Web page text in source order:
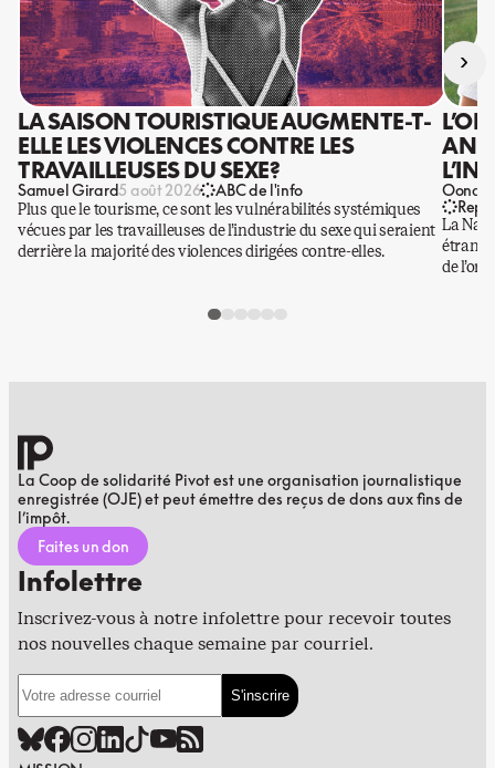
LA SAISON TOURISTIQUE AUGMENTE-T-
ELLE LES VIOLENCES CONTRE LES
TRAVAILLEUSES DU SEXE?
Samuel Girard5 août 2026 ABC de l'info
Plus que le tourisme, ce sont les vulnérabilités systémiques
vécues par les travailleuses de l’industrie du sexe qui seraient
derrière la majorité des violences dirigées contre-elles.
Oona
La
de l’or.
›
La Coop de solidarité Pivot est une organisation journalistique
enregistrée (OJE) et peut émettre des reçus de dons aux fins de
l’impôt.
Faites un don
Infolettre
Inscrivez-vous à notre infolettre pour recevoir toutes
nos nouvelles chaque semaine par courriel.